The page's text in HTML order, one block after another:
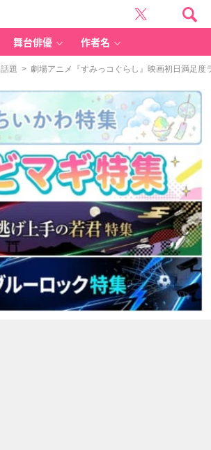
舞台俳優 作者名
話題 > 劇場アニメ『すみっコぐらし』映画初日満足度